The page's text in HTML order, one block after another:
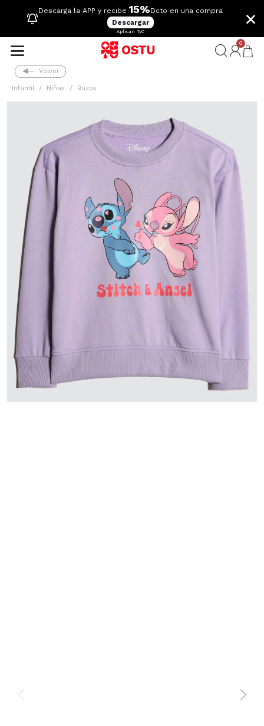
Descarga la APP y recibe 15%Dcto en una compra
Descargar
Aplican TyC
×
0
Volver
Infantil Niñas Buzos